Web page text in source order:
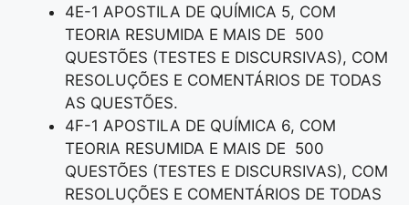
4E-1 APOSTILA DE QUÍMICA 5, COM
TEORIA RESUMIDA E MAIS DE 500
QUESTÕES (TESTES E DISCURSIVAS), COM
RESOLUÇÕES E COMENTÁRIOS DE TODAS
AS QUESTÕES.
4F-1 APOSTILA DE QUÍMICA 6, COM
TEORIA RESUMIDA E MAIS DE 500
QUESTÕES (TESTES E DISCURSIVAS), COM
RESOLUÇÕES E COMENTÁRIOS DE TODAS